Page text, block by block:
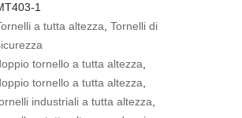
1
a tutta altezza Tornelli di
tornello a tutta altezza
tornello a tutta altezza
industriali a tutta altezza